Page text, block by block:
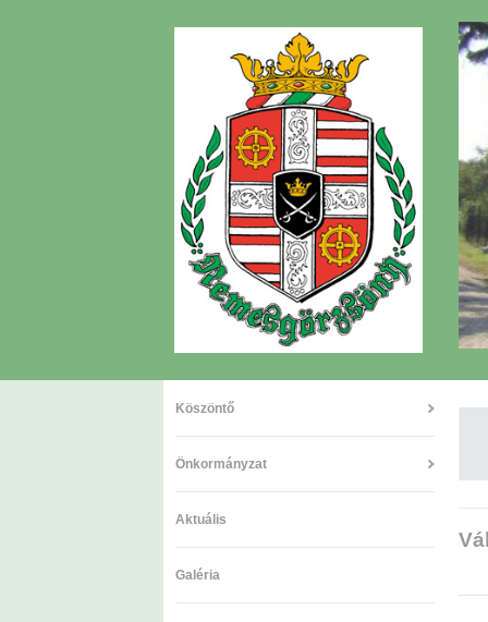
Köszöntő
Önkormányzat
Aktuális
Galéria